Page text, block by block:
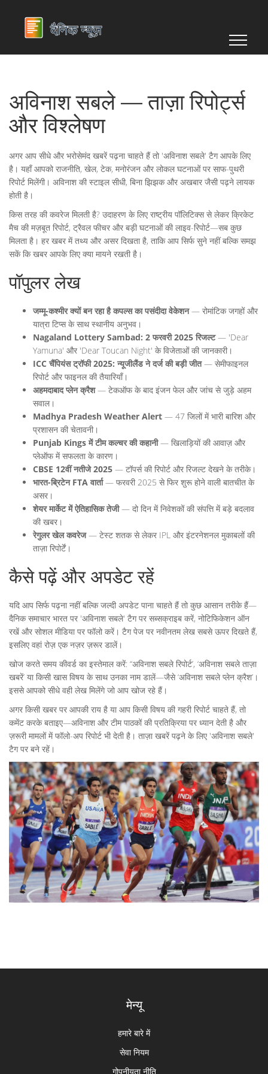
अविनाश सबले — ताज़ा रिपोर्ट्स
और विश्लेषण
अगर आप सीधे और भरोसेमंद खबरें पढ़ना चाहते हैं तो 'अविनाश सबले' टैग आपके लिए
है। यहाँ आपको राजनीति, खेल, टेक, मनोरंजन और लोकल घटनाओं पर साफ-पुथरी
रिपोर्ट मिलेंगी। अविनाश की स्टाइल सीधी, बिना झिझक और अखबार जैसी पढ़ने लायक
होती है।
किस तरह की कवरेज मिलती है? उदाहरण के लिए राष्ट्रीय पॉलिटिक्स से लेकर क्रिकेट
मैच की मज़बूत रिपोर्ट, ट्रैवल फीचर और बड़ी घटनाओं की लाइव-रिपोर्ट—सब कुछ
मिलता है। हर खबर में तथ्य और असर दिखता है, ताकि आप सिर्फ सुने नहीं बल्कि समझ
सकें कि खबर आपके लिए क्या मायने रखती है।
पॉपुलर लेख
जम्मू-कश्मीर क्यों बन रहा है कपल्स का पसंदीदा वेकेशन— रोमांटिक जगहों और
यात्रा टिप्स के साथ स्थानीय अनुभव।
Nagaland Lottery Sambad: 2 फरवरी 2025 रिजल्ट— 'Dear
Yamuna' और 'Dear Toucan Night' के विजेताओं की जानकारी।
ICC चैंपियंस ट्रॉफी 2025: न्यूजीलैंड ने दर्ज की बड़ी जीत— सेमीफाइनल
रिपोर्ट और फाइनल की तैयारियाँ।
अहमदाबाद प्लेन क्रैश— टेकऑफ के बाद इंजन फेल और जांच से जुड़े अहम
सवाल।
Madhya Pradesh Weather Alert — 47 जिलों में भारी बारिश और
प्रशासन की चेतावनी।
Punjab Kings में टीम कल्चर की कहानी— खिलाड़ियों की आवाज़ और
प्लेऑफ में सफलता के कारण।
CBSE 12वीं नतीजे 2025 — टॉपर्स की रिपोर्ट और रिजल्ट देखने के तरीके।
भारत-ब्रिटेन FTA वार्ता— फरवरी 2025 से फिर शुरू होने वाली बातचीत के
असर।
शेयर मार्केट में ऐतिहासिक तेजी— दो दिन में निवेशकों की संपत्ति में बड़े बदलाव
की खबर।
रेगुलर खेल कवरेज— टेस्ट शतक से लेकर IPL और इंटरनेशनल मुकाबलों की
ताज़ा रिपोर्टें।
कैसे पढ़ें और अपडेट रहें
यदि आप सिर्फ पढ़ना नहीं बल्कि जल्दी अपडेट पाना चाहते हैं तो कुछ आसान तरीके हैं—
दैनिक समाचार भारत पर 'अविनाश सबले' टैग पर सब्सक्राइब करें, नोटिफिकेशन ऑन
रखें और सोशल मीडिया पर फॉलो करें। टैग पेज पर नवीनतम लेख सबसे ऊपर दिखते हैं,
इसलिए वहां रोज़ एक नज़र ज़रूर डालें।
खोज करते समय कीवर्ड का इस्तेमाल करें: ‘‘अविनाश सबले रिपोर्ट’, ‘अविनाश सबले ताज़ा
खबरें’ या किसी खास विषय के साथ उनका नाम डालें—जैसे ‘अविनाश सबले प्लेन क्रैश’।
इससे आपको सीधे वही लेख मिलेंगे जो आप खोज रहे हैं।
अगर किसी खबर पर आपकी राय है या आप किसी विषय की गहरी रिपोर्ट चाहते हैं, तो
कमेंट करके बताइए—अविनाश और टीम पाठकों की प्रतिक्रिया पर ध्यान देती है और
ज़रूरी मामलों में फॉलो-अप रिपोर्ट भी देती है। ताज़ा खबरें पढ़ने के लिए 'अविनाश सबले'
टैग पर बने रहें।
मेन्यू
हमारे बारे में
सेवा नियम
गोपनीयता नीति